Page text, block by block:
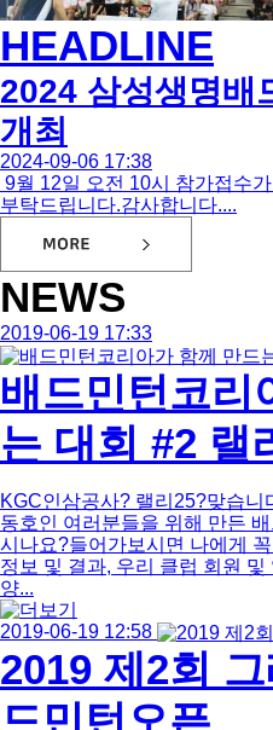
HEADLINE
2024 삼성생명배
개최
2024-09-06 17:38
9월 12일 오전 10시 참가접수
부탁드립니다.감사합니다....
NEWS
Total
12
건
2
페
이
지
2019-06-19 17:33
배드민턴코리
는 대회 #2 랠
KGC인삼공사? 랠리25?맞습니
동호인 여러분들을 위해 만든
시나요?들어가보시면 나에게
정보 및 결과, 우리 클럽 회원
양...
2019-06-19 12:58
2019 제2회
드민턴오픈